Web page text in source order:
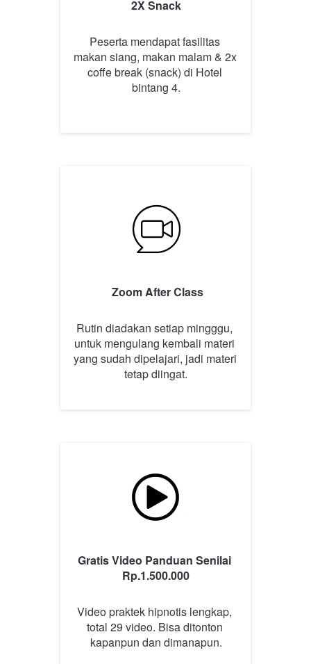
2X Snack
Peserta mendapat fasilitas
makan siang, makan malam & 2x
coffe break (snack) di Hotel
bintang 4.
Zoom After Class
Rutin diadakan setiap mingggu,
untuk mengulang kembali materi
yang sudah dipelajari, jadi materi
tetap diingat.
Gratis Video Panduan Senilai
Rp.1.500.000
Video praktek hipnotis lengkap,
total 29 video. Bisa ditonton
kapanpun dan dimanapun.